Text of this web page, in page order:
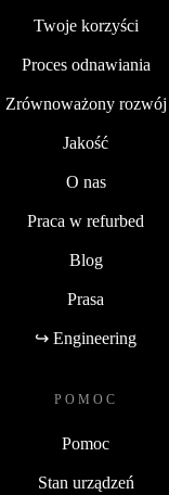
Twoje korzyści
Proces odnawiania
Zrównoważony rozwój
Jakość
O nas
Praca w refurbed
Blog
Prasa
↪ Engineering
POMOC
Pomoc
Stan urządzeń